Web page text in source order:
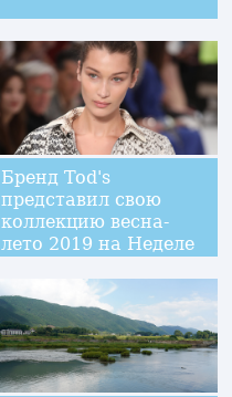
Бренд Tod's
представил свою
коллекцию весна-
лето 2019 на Неделе